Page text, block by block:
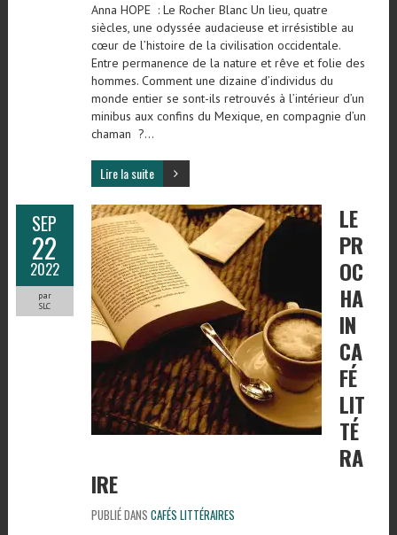
Anna HOPE : Le Rocher Blanc Un lieu, quatre
siècles, une odyssée audacieuse et irrésistible au
cœur de l’histoire de la civilisation occidentale.
Entre permanence de la nature et rêve et folie des
hommes. Comment une dizaine d’individus du
monde entier se sont-ils retrouvés à l’intérieur d’un
minibus aux confins du Mexique, en compagnie d’un
chaman ?…
Lire la suite
SEP
22
2022
par
SLC
LE
PR
OC
HA
IN
CA
FÉ
LIT
TÉ
RA
IRE
PUBLIÉ DANS CAFÉS LITTÉRAIRES